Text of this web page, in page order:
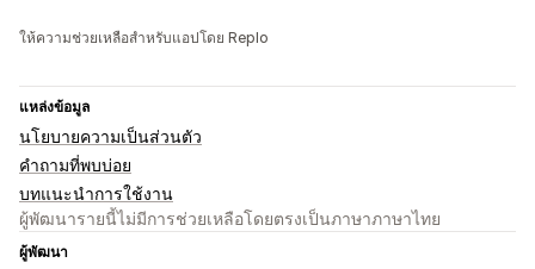
ให้ความช่วยเหลือสำหรับแอปโดย Replo
แหล่งข้อมูล
นโยบายความเป็นส่วนตัว
คำถามที่พบบ่อย
บทแนะนำการใช้งาน
ผู้พัฒนารายนี้ไม่มีการช่วยเหลือโดยตรงเป็นภาษาภาษาไทย
ผู้พัฒนา